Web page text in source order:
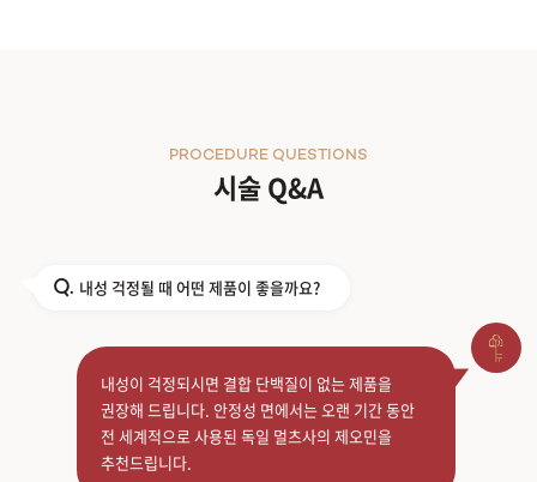
시술 Q&A
PROCEDURE QUESTIONS
Q. 내성 걱정될 때 어떤 제품이 좋을까요?
내성이 걱정되시면 결합 단백질이 없는 제품을
권장해 드립니다. 안정성 면에서는 오랜 기간 동안
전 세계적으로 사용된 독일 멀츠사의 제오민을
추천드립니다.